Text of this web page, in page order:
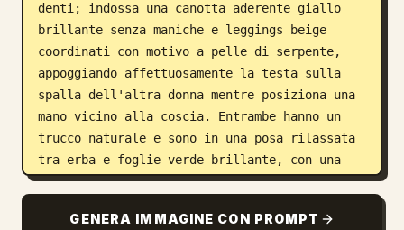
denti; indossa una canotta aderente giallo
brillante senza maniche e leggings beige
coordinati con motivo a pelle di serpente,
appoggiando affettuosamente la testa sulla
spalla dell'altra donna mentre posiziona una
mano vicino alla coscia. Entrambe hanno un
trucco naturale e sono in una posa rilassata
tra erba e foglie verde brillante, con una
morbida illuminazione naturale che mette in
L'immagine è una fotografia realistica ad
GENERA IMMAGINE CON PROMPT